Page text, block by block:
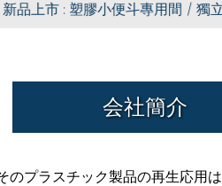
品上市 : 塑膠小便斗專用間 / 獨立
会社簡介
プラスチック製品の再生応用